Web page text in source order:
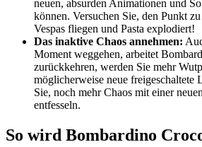
neuen, absurden Animationen und
können. Versuchen Sie, den Punkt
Vespas fliegen und Pasta explodiert!
Das inaktive Chaos annehmen:
Moment weggehen, arbeitet
zurückkehren, werden Sie mehr
möglicherweise neue freigeschaltete
Sie, noch mehr Chaos mit einer
entfesseln.
So wird Bombardino